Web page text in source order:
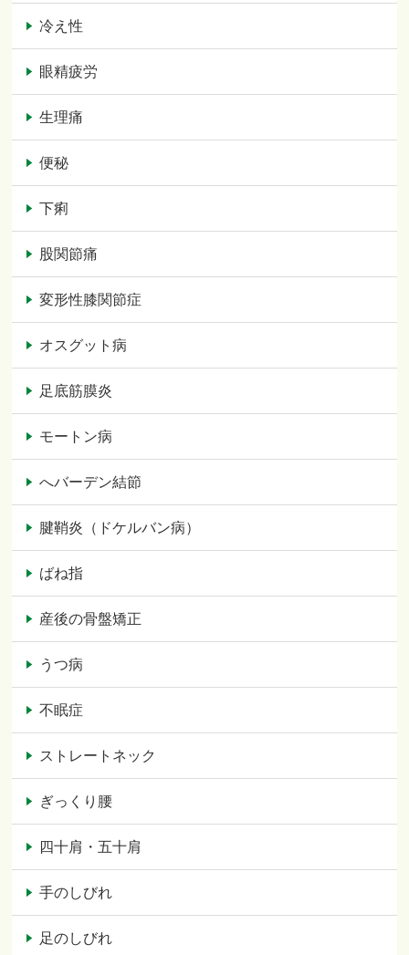
冷え性
眼精疲労
生理痛
便秘
下痢
股関節痛
変形性膝関節症
オスグット病
足底筋膜炎
モートン病
へバーデン結節
腱鞘炎（ドケルバン病）
ばね指
産後の骨盤矯正
うつ病
不眠症
ストレートネック
ぎっくり腰
四十肩・五十肩
手のしびれ
足のしびれ